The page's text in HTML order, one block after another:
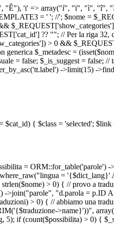
'i' => array("í", "ï", "ì",
= ' '; //'; $nome =
?? ""; // Per la riga 32,
> 0 &&
$_metadesc =
= false; $_is_suggest = false;
->limit(15) -
$cat_id) { $class = 'selected';
=
=
> 0) { // provo a
->join("parole", "d.parola =
> 0) { // abbiamo una
>name}'))",
if (count($possibilita) > 0) {